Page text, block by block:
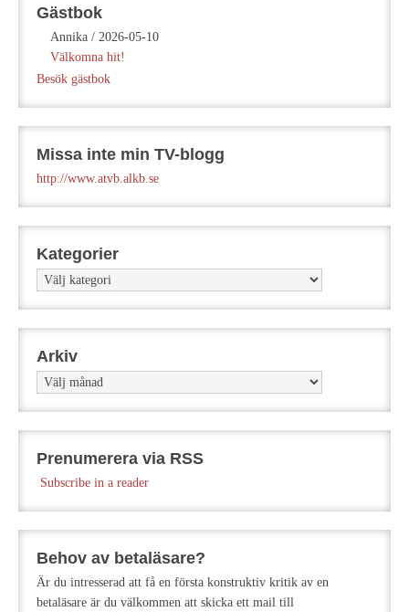
Gästbok
Annika / 2026-05-10
Välkomna hit!
Besök gästbok
Missa inte min TV-blogg
http://www.atvb.alkb.se
Kategorier
Kategorier
Arkiv
Arkiv
Prenumerera via RSS
Subscribe in a reader
Behov av betaläsare?
Är du intresserad att få en första konstruktiv kritik av en
betaläsare är du välkommen att skicka ett mail till